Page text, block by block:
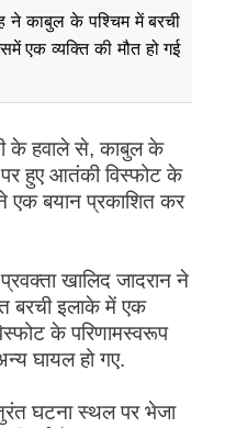
काबुल के पश्चिम में बरची
एक व्यक्ति की मौत हो गई
के हवाले से, काबुल के
हुए आतंकी विस्फोट के
बयान प्रकाशित कर
खालिद जादरान ने
बरची इलाके में एक
के परिणामस्वरूप
घायल हो गए.
घटना स्थल पर भेजा